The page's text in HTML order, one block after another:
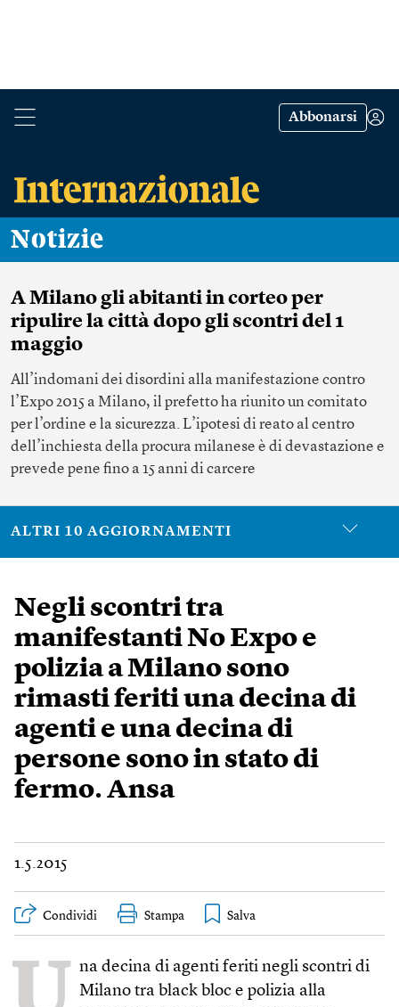
Abbonarsi
Notizie
A Milano gli abitanti in corteo per
ripulire la città dopo gli scontri del 1
maggio
All’indomani dei disordini alla manifestazione contro
l’Expo 2015 a Milano, il prefetto ha riunito un comitato
per l’ordine e la sicurezza. L’ipotesi di reato al centro
dell’inchiesta della procura milanese è di devastazione e
prevede pene fino a 15 anni di carcere
ALTRI 10 AGGIORNAMENTI
Negli scontri tra
manifestanti No Expo e
polizia a Milano sono
rimasti feriti una decina di
agenti e una decina di
persone sono in stato di
fermo. Ansa
1.5.2015
Condividi Stampa
na decina di agenti feriti negli scontri di
Milano tra black bloc e polizia alla